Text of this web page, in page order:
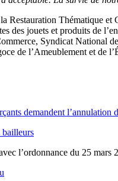
Restauration Thématique
des jouets et produits de
Syndicat National
de l’Ameublement et de
demandent l’annulation
bailleurs
l’ordonnance du 25 mars